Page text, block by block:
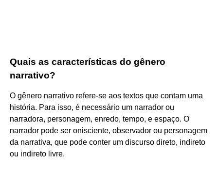
Quais as características do gênero
narrativo?
O gênero narrativo refere-se aos textos que contam uma
história. Para isso, é necessário um narrador ou
narradora, personagem, enredo, tempo, e espaço. O
narrador pode ser onisciente, observador ou personagem
da narrativa, que pode conter um discurso direto, indireto
ou indireto livre.